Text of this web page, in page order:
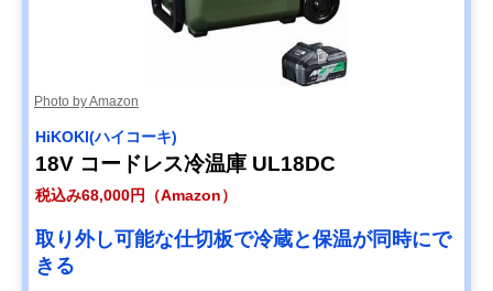
Photo by Amazon
HiKOKI(ハイコーキ)
18V コードレス冷温庫 UL18DC
税込み68,000円（Amazon）
取り外し可能な仕切板で冷蔵と保温が同時にで
きる